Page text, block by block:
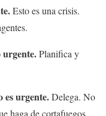
Esto es una crisis.
Planifica y
es urgente.Delega. No
haga de cortafuegos.